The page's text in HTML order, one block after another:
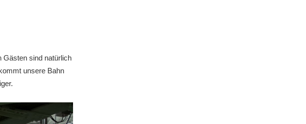
Gästen sind natürlich
unsere Bahn